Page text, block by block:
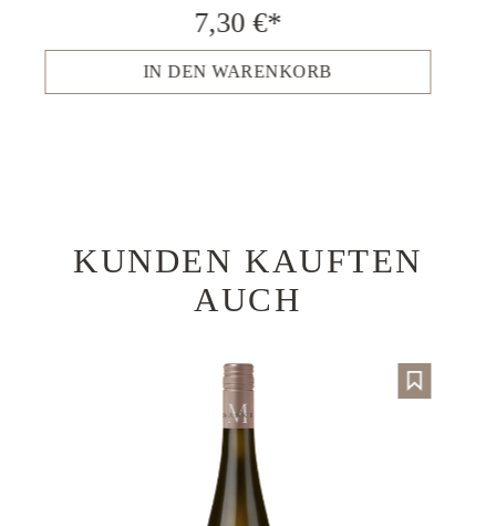
7,30 €*
IN DEN WARENKORB
Produktgalerie überspringen
KUNDEN KAUFTEN
AUCH